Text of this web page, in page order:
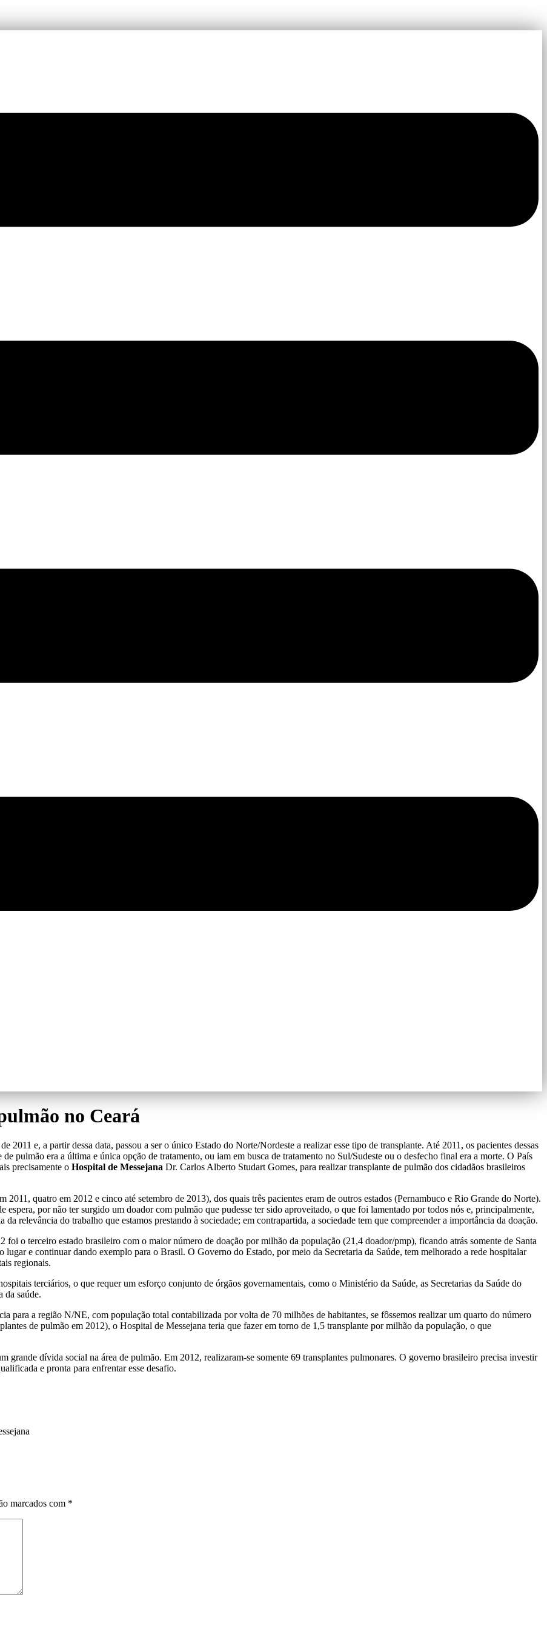
no Ceará
2011 e, a partir dessa data, passou a ser o único Estado do Norte/Nordeste a realizar esse tipo de transplante. Até 2011, os pacientes dessas
pulmão era a última e única opção de tratamento, ou iam em busca de tratamento no Sul/Sudeste ou o desfecho final era a morte. O País
precisamente o Hospital de Messejana Dr. Carlos Alberto Studart Gomes, para realizar transplante de pulmão dos cidadãos brasileiros
2011, quatro em 2012 e cinco até setembro de 2013), dos quais três pacientes eram de outros estados (Pernambuco e Rio Grande do Norte).
espera, por não ter surgido um doador com pulmão que pudesse ter sido aproveitado, o que foi lamentado por todos nós e, principalmente,
relevância do trabalho que estamos prestando à sociedade; em contrapartida, a sociedade tem que compreender a importância da doação.
foi o terceiro estado brasileiro com o maior número de doação por milhão da população (21,4 doador/pmp), ficando atrás somente de Santa
e continuar dando exemplo para o Brasil. O Governo do Estado, por meio da Secretaria da Saúde, tem melhorado a rede hospitalar
regionais.
terciários, o que requer um esforço conjunto de órgãos governamentais, como o Ministério da Saúde, as Secretarias da Saúde do
da saúde.
para a região N/NE, com população total contabilizada por volta de 70 milhões de habitantes, se fôssemos realizar um quarto do número
de pulmão em 2012), o Hospital de Messejana teria que fazer em torno de 1,5 transplante por milhão da população, o que
grande dívida social na área de pulmão. Em 2012, realizaram-se somente 69 transplantes pulmonares. O governo brasileiro precisa investir
e pronta para enfrentar esse desafio.
marcados com *